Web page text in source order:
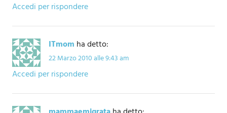
Accedi per rispondere
ITmom ha detto:
22 Marzo 2010 alle 9:43 am
Accedi per rispondere